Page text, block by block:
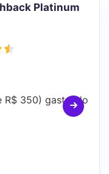
Platinum
R$ 350) gastando